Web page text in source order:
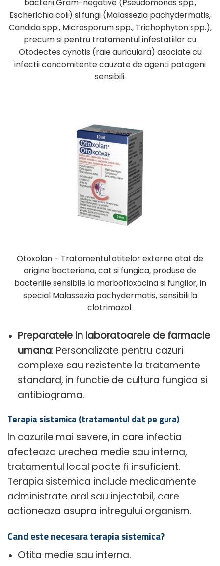
bacterii Gram-negative (Pseudomonas spp.,
Escherichia coli) si fungi (Malassezia pachydermatis,
Candida spp., Microsporum spp., Trichophyton spp.),
precum si pentru tratamentul infestatiilor cu
Otodectes cynotis (raie auriculara) asociate cu
infectii concomitente cauzate de agenti patogeni
sensibili.
Otoxolan – Tratamentul otitelor externe atat de
origine bacteriana, cat si fungica, produse de
bacteriile sensibile la marbofloxacina si fungilor, in
special Malassezia pachydermatis, sensibili la
clotrimazol.
Preparatele in laboratoarele de farmacie
umana: Personalizate pentru cazuri
complexe sau rezistente la tratamente
standard, in functie de cultura fungica si
antibiograma.
Terapia sistemica (tratamentul dat pe gura)
In cazurile mai severe, in care infectia
afecteaza urechea medie sau interna,
tratamentul local poate fi insuficient.
Terapia sistemica include medicamente
administrate oral sau injectabil, care
actioneaza asupra intregului organism.
Cand este necesara terapia sistemica?
Otita medie sau interna.